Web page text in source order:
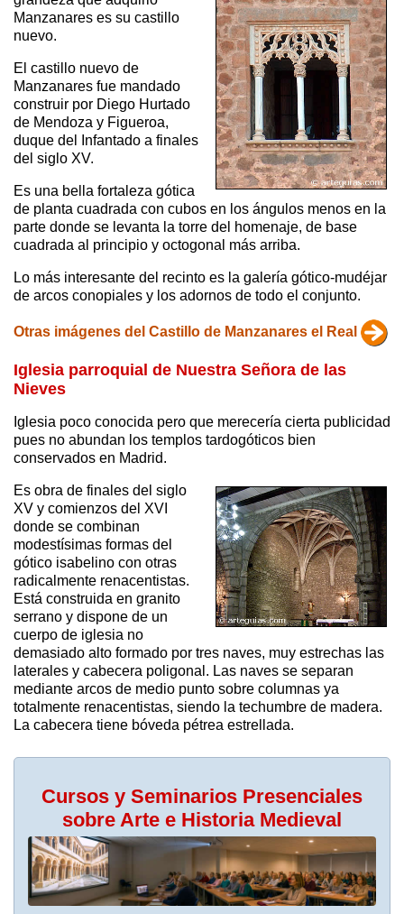
Manzanares es su castillo
nuevo.
El castillo nuevo de
Manzanares fue mandado
construir por Diego Hurtado
de Mendoza y Figueroa,
duque del Infantado a finales
del siglo XV.
Es una bella fortaleza gótica
de planta cuadrada con cubos en los ángulos menos en la
parte donde se levanta la torre del homenaje, de base
cuadrada al principio y octogonal más arriba.
Lo más interesante del recinto es la galería gótico-mudéjar
de arcos conopiales y los adornos de todo el conjunto.
Otras imágenes del Castillo de Manzanares el Real
Iglesia parroquial de Nuestra Señora de las
Nieves
Iglesia poco conocida pero que merecería cierta publicidad
pues no abundan los templos tardogóticos bien
conservados en Madrid.
Es obra de finales del siglo
XV y comienzos del XVI
donde se combinan
modestísimas formas del
gótico isabelino con otras
radicalmente renacentistas.
Está construida en granito
serrano y dispone de un
cuerpo de iglesia no
demasiado alto formado por tres naves, muy estrechas las
laterales y cabecera poligonal. Las naves se separan
mediante arcos de medio punto sobre columnas ya
totalmente renacentistas, siendo la techumbre de madera.
La cabecera tiene bóveda pétrea estrellada.
Cursos y Seminarios Presenciales
sobre Arte e Historia Medieval